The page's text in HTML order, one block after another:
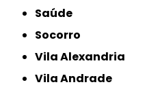
Saúde
Socorro
Vila Alexandria
Vila Andrade